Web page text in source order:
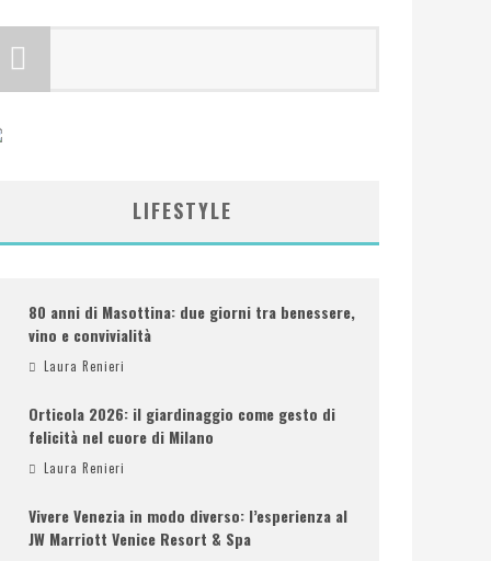
LIFESTYLE
80 anni di Masottina: due giorni tra benessere,
vino e convivialità
Laura Renieri
Orticola 2026: il giardinaggio come gesto di
felicità nel cuore di Milano
Laura Renieri
Vivere Venezia in modo diverso: l’esperienza al
JW Marriott Venice Resort & Spa